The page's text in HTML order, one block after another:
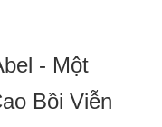
- Một
Bồi Viễn